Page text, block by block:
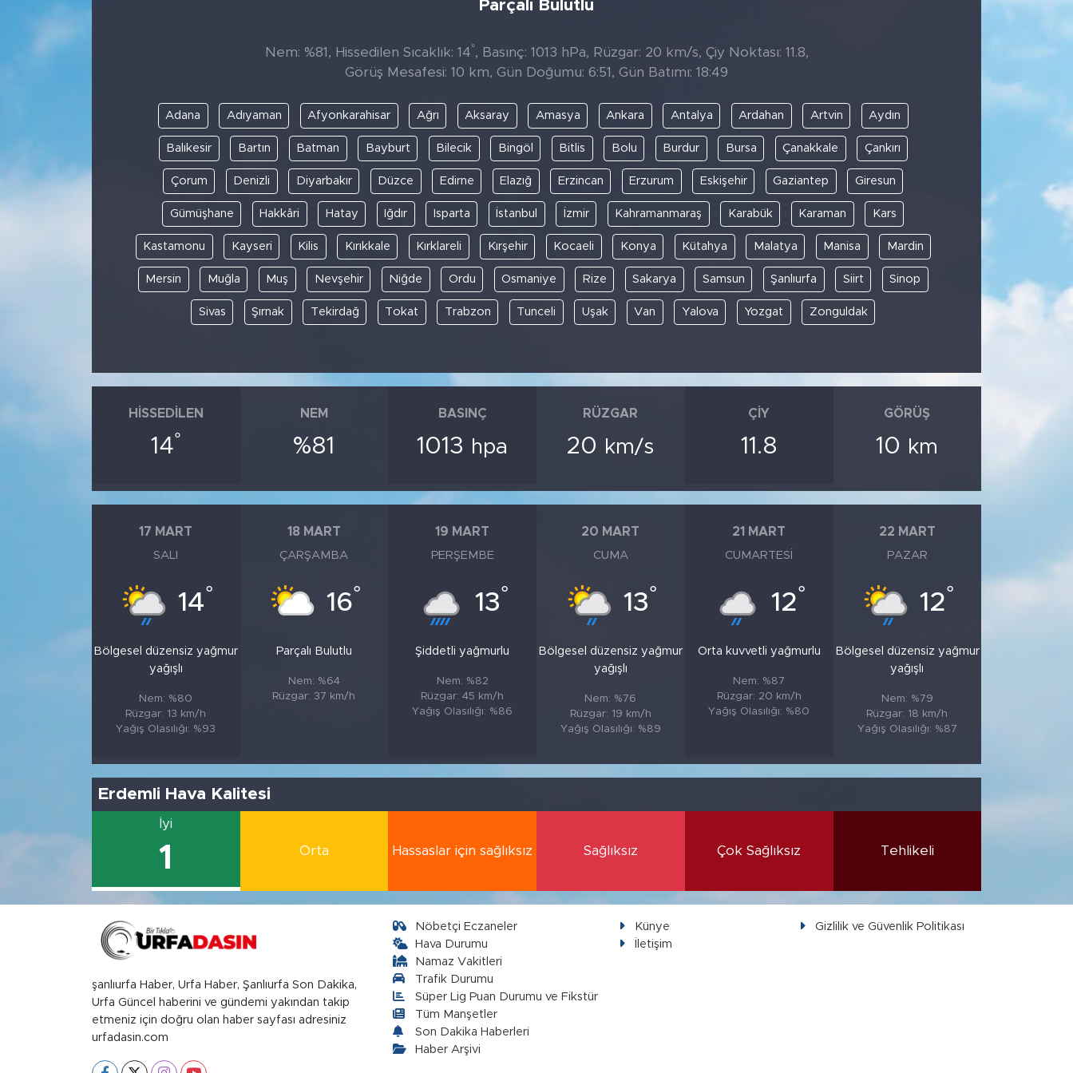
Parçalı Bulutlu
Nem: %81, Hissedilen Sıcaklık: 14°, Basınç: 1013 hPa, Rüzgar: 20 km/s, Çiy Noktası: 11.8,
Görüş Mesafesi: 10 km, Gün Doğumu: 6:51, Gün Batımı: 18:49
Adana Adıyaman Afyonkarahisar Ağrı Aksaray Amasya Ankara Antalya Ardahan Artvin Aydın
Balıkesir Bartın Batman Bayburt Bilecik Bingöl Bitlis Bolu Burdur Bursa Çanakkale Çankırı
Çorum Denizli Diyarbakır Düzce Edirne Elazığ Erzincan Erzurum Eskişehir Gaziantep Giresun
Gümüşhane Hakkâri Hatay Iğdır Isparta İstanbul İzmir Kahramanmaraş Karabük Karaman Kars
Kastamonu Kayseri Kilis Kırıkkale Kırklareli Kırşehir Kocaeli Konya Kütahya Malatya Manisa Mardin
Mersin Muğla Muş Nevşehir Niğde Ordu Osmaniye Rize Sakarya Samsun Şanlıurfa Siirt Sinop
Sivas Şırnak Tekirdağ Tokat Trabzon Tunceli Uşak Van Yalova Yozgat Zonguldak
HISSEDILEN
14°
NEM
%81
BASINÇ
1013 hpa
RÜZGAR
20 km/s
ÇIY
11.8
GÖRÜŞ
10 km
17 MART
SALI
14°
Bölgesel düzensiz yağmur
yağışlı
Nem: %80
Rüzgar: 13 km/h
Yağış Olasılığı: %93
18 MART
ÇARŞAMBA
16°
Parçalı Bulutlu
Nem: %64
Rüzgar: 37 km/h
19 MART
PERŞEMBE
13°
Şiddetli yağmurlu
Nem: %82
Rüzgar: 45 km/h
Yağış Olasılığı: %86
20 MART
CUMA
13°
Bölgesel düzensiz yağmur
yağışlı
Nem: %76
Rüzgar: 19 km/h
Yağış Olasılığı: %89
21 MART
CUMARTESI
12°
Orta kuvvetli yağmurlu
Nem: %87
Rüzgar: 20 km/h
Yağış Olasılığı: %80
22 MART
PAZAR
12°
Bölgesel düzensiz yağmur
yağışlı
Nem: %79
Rüzgar: 18 km/h
Yağış Olasılığı: %87
Erdemli Hava Kalitesi
İyi
1 Orta Hassaslar için sağlıksız Sağlıksız Çok Sağlıksız Tehlikeli
şanlıurfa Haber, Urfa Haber, Şanlıurfa Son Dakika,
Urfa Güncel haberini ve gündemi yakından takip
etmeniz için doğru olan haber sayfası adresiniz
urfadasin.com
Nöbetçi Eczaneler
Hava Durumu
Namaz Vakitleri
Trafik Durumu
Süper Lig Puan Durumu ve Fikstür
Tüm Manşetler
Son Dakika Haberleri
Haber Arşivi
Künye
Gizlilik ve Güvenlik Politikası
İletişim